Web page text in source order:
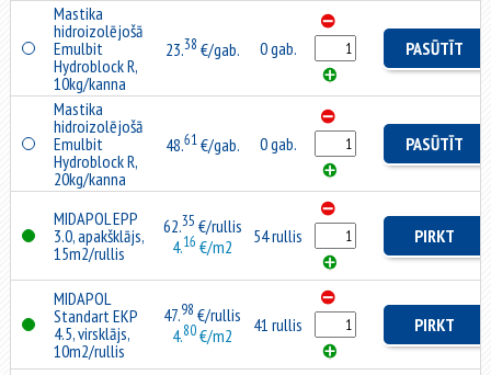
Mastika
hidroizolējošā
Emulbit
Hydroblock R,
10kg/kanna
23.38 €/gab. 0 gab. PASŪTĪT
Mastika
hidroizolējošā
Emulbit
Hydroblock R,
20kg/kanna
48.61€/gab. 0 gab. PASŪTĪT
MIDAPOL EPP
3.0, apakšklājs,
15m2/rullis
62.35 €/rullis
4.16 €/m2
54 rullis PIRKT
MIDAPOL
Standart EKP
4.5, virsklājs,
10m2/rullis
47.98 €/rullis
4.80€/m2
41 rullis PIRKT